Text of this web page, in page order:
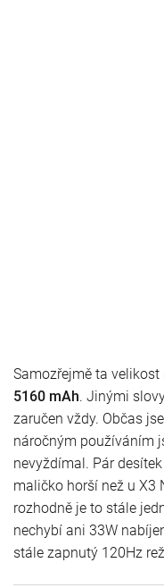
Samozřejmě ta
5160 mAh. Jinými
zaručen vždy. Občas
náročným používáním
nevyždímal. Pár
maličko horší než u X3
rozhodně je to stále
nechybí ani 33W
stále zapnutý 120Hz